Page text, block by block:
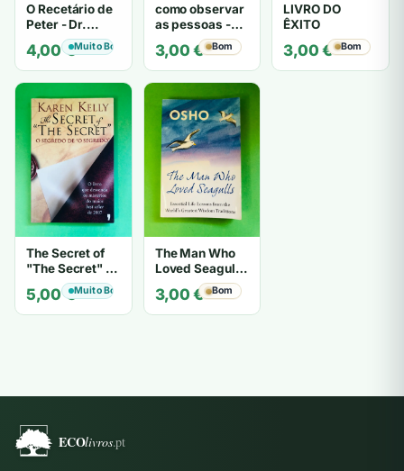
O Recetário de
Peter - Dr.
Laurence J.
Peter
4,00€Muito Bom
como observar
as pessoas -
Gerard I.
Nierenberg e
Henry H. Calero
3,00€ Bom
LIVRO DO
ÊXITO
3,00€ Bom
The Secret of
"The Secret" O
Segredo de "O
Segredo" -
Karen Kelly
5,00€Muito Bom
The Man Who
Loved Seagulls
3,00€ Bom